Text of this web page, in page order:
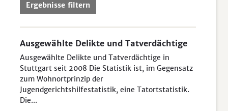
Ergebnisse filtern
Ausgewählte Delikte und Tatverdächtige
Ausgewählte Delikte und Tatverdächtige in
Stuttgart seit 2008 Die Statistik ist, im Gegensatz
zum Wohnortprinzip der
Jugendgerichtshilfestatistik, eine Tatortstatistik.
Die...